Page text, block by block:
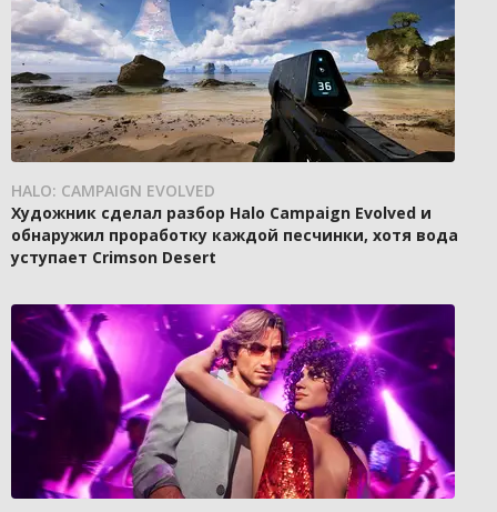
HALO: CAMPAIGN EVOLVED
Художник сделал разбор Halo Campaign Evolved и
обнаружил проработку каждой песчинки, хотя вода
уступает Crimson Desert